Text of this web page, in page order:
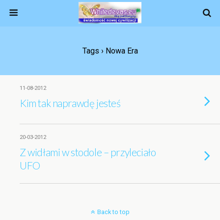
Tags › Nowa Era
11-08-2012
Kim tak naprawdę jesteś
20-03-2012
Z widłami w stodole – przyleciało
UFO
Back to top